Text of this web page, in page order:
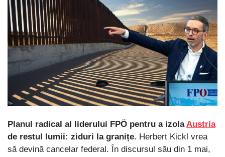
Planul radical al liderului FPÖ pentru a izolaAustria
de restul lumii: ziduri la granițe. Herbert Kickl vrea
să devină cancelar federal. În discursul său din 1 mai,